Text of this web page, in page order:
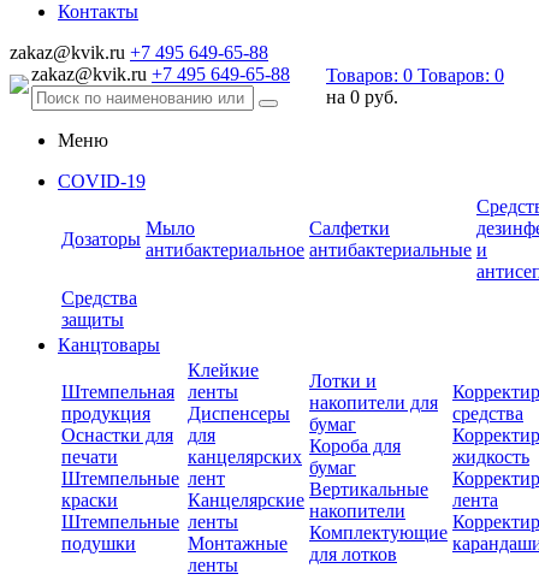
Контакты
zakaz@kvik.ru +7 495 649-65-88
zakaz@kvik.ru +7 495 649-65-88 Товаров: 0 Товаров: 0
на 0 руб.
Меню
COVID-19
Дозаторы
Мыло
антибактериальное
Салфетки
антибактериальные и
Средства
защиты
Канцтовары
Штемпельная
продукция
Оснастки для
печати
Штемпельные
краски
Штемпельные
подушки
Клейкие
ленты
Диспенсеры
для
канцелярских
лент
Канцелярские
ленты
Монтажные
ленты
Лотки и
накопители для
бумаг
Короба для
бумаг
Вертикальные
накопители
Комплектующие
для лотков
средства
жидкость
лента